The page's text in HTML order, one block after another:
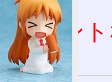
コメン